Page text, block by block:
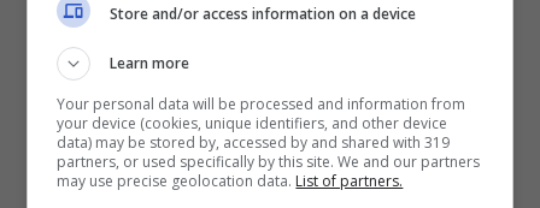
Dato che Manuel non sembra affatto disposto a
Store and/or access information on a device
Learn more
Your personal data will be processed and information from
your device (cookies, unique identifiers, and other device
data) may be stored by, accessed by and shared with 319
partners, or used specifically by this site. We and our partners
may use precise geolocation data. List of partners.